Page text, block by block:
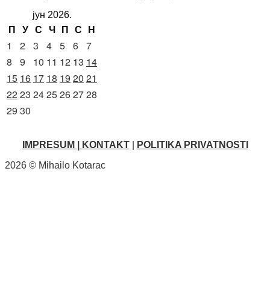
јун 2026.
П У С Ч П С Н
1
2 3 4 5 6 7
8
9 10 11 12 13 14
15 16 17 18 19 20 21
2223 2425262728
29 30
IMPRESUM | KONTAKT|
POLITIKA PRIVATNOSTI
2026 © Mihailo Kotarac